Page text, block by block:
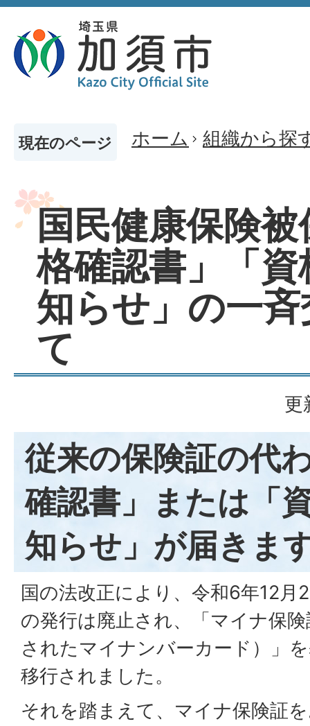
現在のページ ホーム 組織から探
国民健康保険
格確認書」「
知らせ」の一
て
更
従来の保険証の代
確認書」または「
知らせ」が届きま
国の法改正により、令和6年12月
の発行は廃止され、「マイナ保
されたマイナンバーカード）」
移行されました。
それを踏まえて、マイナ保険証